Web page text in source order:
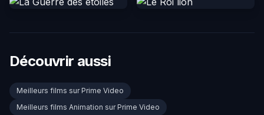
Découvrir aussi
Meilleurs films sur Prime Video
Meilleurs films Animation sur Prime Video